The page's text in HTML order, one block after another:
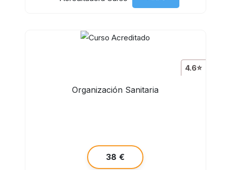
4.6⭐
Organización Sanitaria
38 €